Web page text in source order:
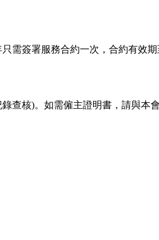
需簽署服務合約一次，合約有效
查核)。如需僱主證明書，請與本